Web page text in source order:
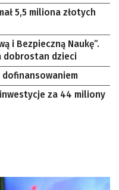
5,5 miliona złotych
i Bezpieczną Naukę”.
dobrostan dzieci
dofinansowaniem
za 44 miliony